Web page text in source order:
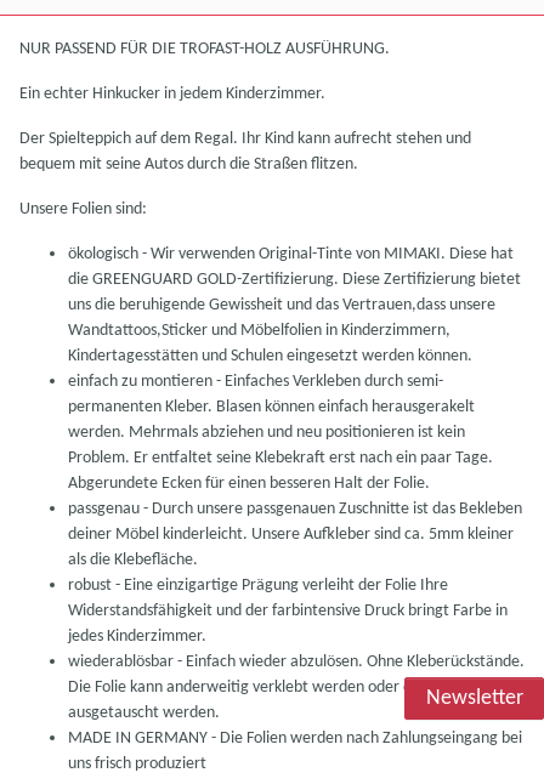
NUR PASSEND FÜR DIE TROFAST-HOLZ AUSFÜHRUNG.
Ein echter Hinkucker in jedem Kinderzimmer.
Der Spielteppich auf dem Regal. Ihr Kind kann aufrecht stehen und
bequem mit seine Autos durch die Straßen flitzen.
Unsere Folien sind:
ökologisch - Wir verwenden Original-Tinte von MIMAKI. Diese hat
die GREENGUARD GOLD-Zertifizierung. Diese Zertifizierung bietet
uns die beruhigende Gewissheit und das Vertrauen,dass unsere
Wandtattoos,Sticker und Möbelfolien in Kinderzimmern,
Kindertagesstätten und Schulen eingesetzt werden können.
einfach zu montieren - Einfaches Verkleben durch semi-
permanenten Kleber. Blasen können einfach herausgerakelt
werden. Mehrmals abziehen und neu positionieren ist kein
Problem. Er entfaltet seine Klebekraft erst nach ein paar Tage.
Abgerundete Ecken für einen besseren Halt der Folie.
passgenau - Durch unsere passgenauen Zuschnitte ist das Bekleben
deiner Möbel kinderleicht. Unsere Aufkleber sind ca. 5mm kleiner
als die Klebefläche.
robust - Eine einzigartige Prägung verleiht der Folie Ihre
Widerstandsfähigkeit und der farbintensive Druck bringt Farbe in
jedes Kinderzimmer.
wiederablösbar - Einfach wieder abzulösen. Ohne Kleberückstände.
Die Folie kann anderweitig verklebt werden oder durch eine Neue
ausgetauscht werden.
MADE IN GERMANY - Die Folien werden nach Zahlungseingang bei
uns frisch produziert
Newsletter